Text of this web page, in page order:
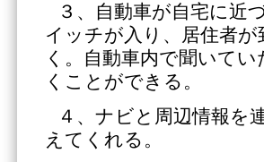
３、自動車が自宅に近
イッチが入り、居住者
く。自動車内で聞いて
くことができる。
４、ナビと周辺情報を
えてくれる。